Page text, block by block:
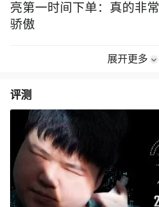
亮第一时间下单：真的非常
骄傲
展开更多
评测